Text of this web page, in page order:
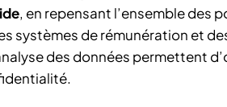
, en repensant l’ensemble des
systèmes de rémunération et
des données permettent